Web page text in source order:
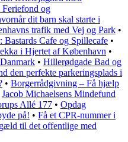
og
dit barn skal starte i
trafik med Vej og Park •
Cafe og Spillecafe •
i Hjertet af København •
• Hillerødgade Bad og
den perfekte parkeringsplads i
• Borgerrådgivning – Få hjælp
Jacob Michaelsens Mindefund
Allé 177 • Opdag
på! • Få et CPR-nummer i
til det offentlige med